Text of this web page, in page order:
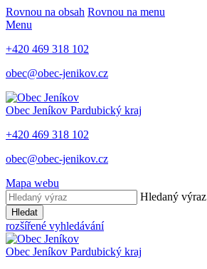
Rovnou na obsah Rovnou na menu
Menu
+420 469 318 102
obec@obec-jenikov.cz
Obec Jeníkov Pardubický kraj
+420 469 318 102
obec@obec-jenikov.cz
Mapa webu
Hledaný výraz
Hledat
rozšířené vyhledávání
Obec Jeníkov Pardubický kraj